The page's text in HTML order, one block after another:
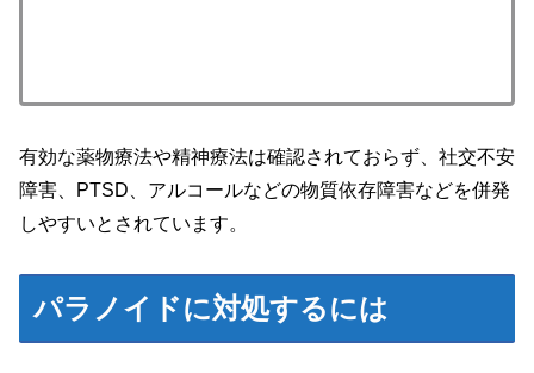
有効な薬物療法や精神療法は確認されておらず、社交不安
障害、PTSD、アルコールなどの物質依存障害などを併発
しやすいとされています。
パラノイドに対処するには